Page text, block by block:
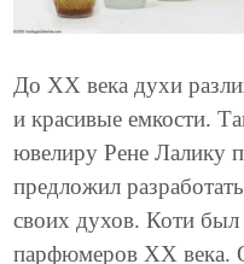
До XX века духи
и красивые емкости.
ювелиру Рене Лалику
предложил
своих духов. Коти
парфюмеров XX века.